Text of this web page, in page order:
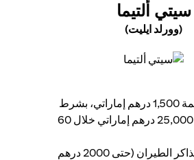
سيتي ألتيما
(وورلد ايليت)
استرداد نقدي بقيمة 1,500 درهم إماراتي، بشرط
إنفاق الحد الأدنى 25,000 درهم إماراتي خلال 60
خصم 50٪ على تذاكر الطيران (حتى 2000 درهم